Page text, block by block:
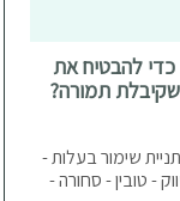
להבטיח את
תמורה?
שימור בעלות -
- טובין - סחורה -